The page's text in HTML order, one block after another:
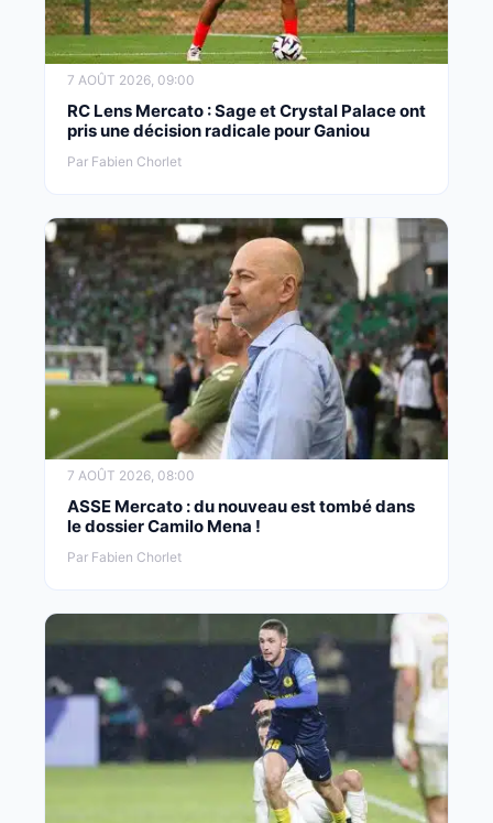
7 AOÛT 2026, 09:00
RC Lens Mercato : Sage et Crystal Palace ont
pris une décision radicale pour Ganiou
Par Fabien Chorlet
7 AOÛT 2026, 08:00
ASSE Mercato : du nouveau est tombé dans
le dossier Camilo Mena !
Par Fabien Chorlet